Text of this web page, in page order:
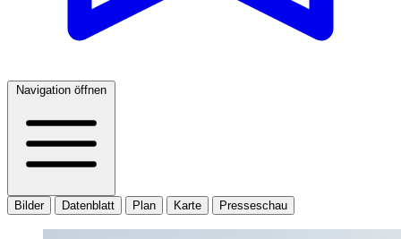
Navigation öffnen
Bilder Datenblatt Plan Karte Presseschau